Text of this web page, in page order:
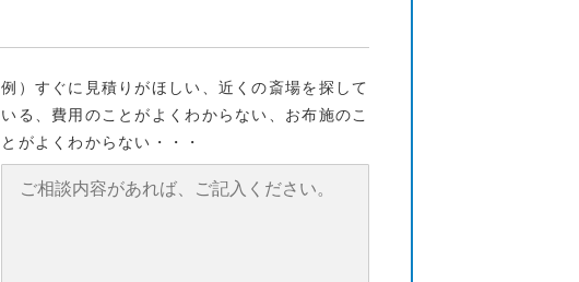
例）すぐに見積りがほしい、近くの斎場を探して
いる、費用のことがよくわからない、お布施のこ
とがよくわからない・・・